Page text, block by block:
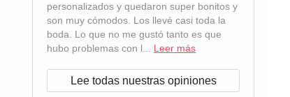
personalizados y quedaron super bonitos y
son muy cómodos. Los llevé casi toda la
boda. Lo que no me gustó tanto es que
hubo problemas con l... Leer más
Lee todas nuestras opiniones